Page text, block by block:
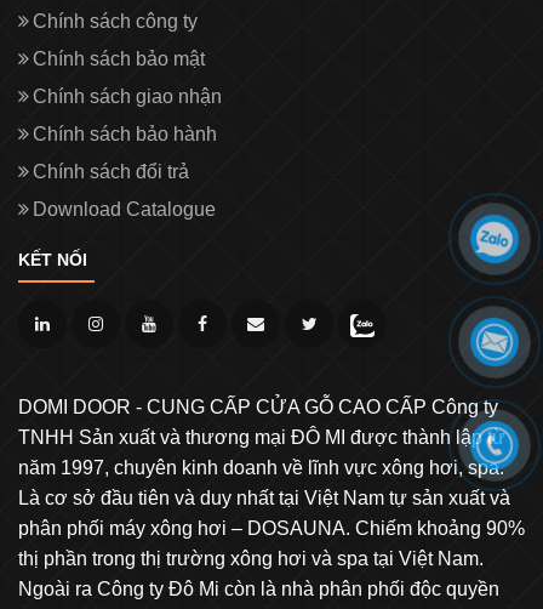
Chính sách công ty
Chính sách bảo mật
Chính sách giao nhận
Chính sách bảo hành
Chính sách đổi trả
Download Catalogue
KẾT NỐI
DOMI DOOR - CUNG CẤP CỬA GỖ CAO CẤP Công ty
TNHH Sản xuất và thương mại ĐÔ MI được thành lập từ
năm 1997, chuyên kinh doanh về lĩnh vực xông hơi, spa.
Là cơ sở đầu tiên và duy nhất tại Việt Nam tự sản xuất và
phân phối máy xông hơi – DOSAUNA. Chiếm khoảng 90%
thị phần trong thị trường xông hơi và spa tại Việt Nam.
Ngoài ra Công ty Đô Mi còn là nhà phân phối độc quyền